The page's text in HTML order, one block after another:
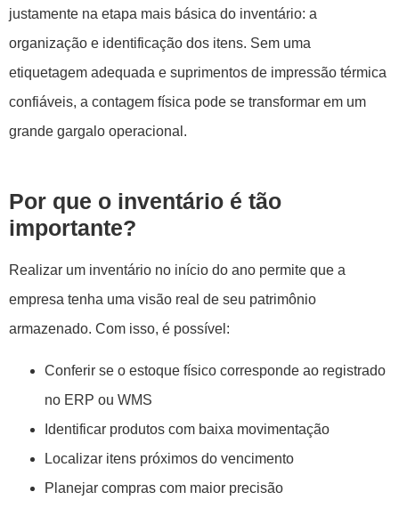
justamente na etapa mais básica do inventário: a
organização e identificação dos itens. Sem uma
etiquetagem adequada e suprimentos de impressão térmica
confiáveis, a contagem física pode se transformar em um
grande gargalo operacional.
Por que o inventário é tão
importante?
Realizar um inventário no início do ano permite que a
empresa tenha uma visão real de seu patrimônio
armazenado. Com isso, é possível:
Conferir se o estoque físico corresponde ao registrado
no ERP ou WMS
Identificar produtos com baixa movimentação
Localizar itens próximos do vencimento
Planejar compras com maior precisão